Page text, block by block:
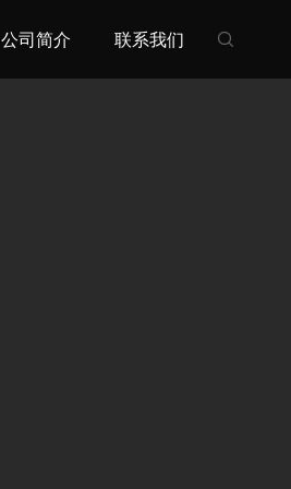

公司简介 联系我们